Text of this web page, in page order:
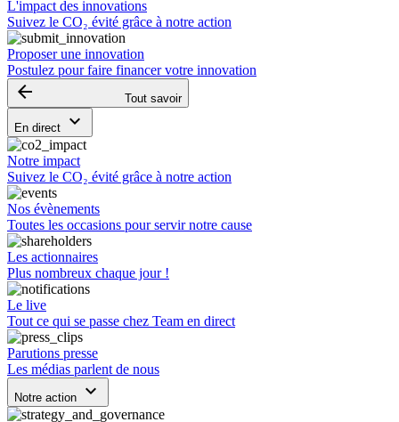
L'impact des innovations
Suivez le CO₂ évité grâce à notre action
Proposer une innovation
Postulez pour faire financer votre innovation
arrow_backward Tout savoir
En direct keyboard_arrow_down
Notre impact
Suivez le CO₂ évité grâce à notre action
Nos évènements
Toutes les occasions pour servir notre cause
Les actionnaires
Plus nombreux chaque jour !
Le live
Tout ce qui se passe chez Team en direct
Parutions presse
Les médias parlent de nous
Notre action keyboard_arrow_down